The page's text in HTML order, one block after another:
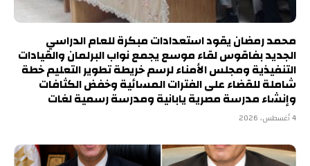
محمد رمضان يقود استعدادات مبكرة للعام الدراسي
الجديد بفاقوس لقاء موسع يجمع نواب البرلمان والقيادات
التنفيذية ومجلس الأمناء لرسم خريطة تطوير التعليم خطة
شاملة للقضاء على الفترات المسائية وخفض الكثافات
وإنشاء مدرسة مصرية يابانية ومدرسة رسمية لغات
4 أغسطس، 2026